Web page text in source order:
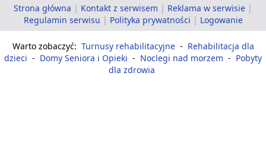
Strona główna | Kontakt z serwisem | Reklama w serwisie |
Regulamin serwisu | Polityka prywatności | Logowanie
Warto zobaczyć: Turnusy rehabilitacyjne - Rehabilitacja dla
dzieci - Domy Seniora i Opieki - Noclegi nad morzem - Pobyty
dla zdrowia